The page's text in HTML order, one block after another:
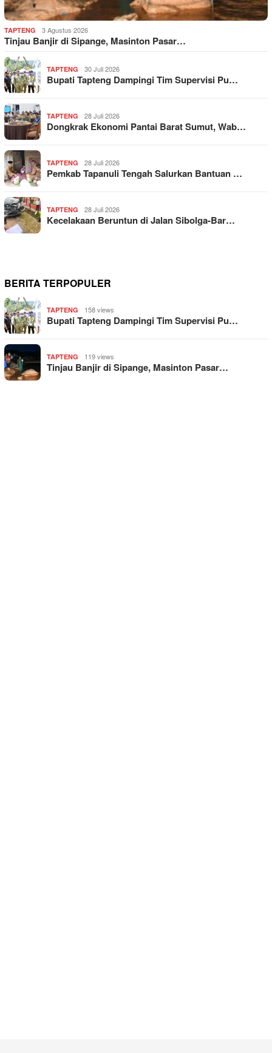
TAPTENG 3 Agustus 2026
Tinjau Banjir di Sipange, Masinton Pasar…
TAPTENG 30 Juli 2026
Bupati Tapteng Dampingi Tim Supervisi Pu…
TAPTENG 28 Juli 2026
Dongkrak Ekonomi Pantai Barat Sumut, Wab…
TAPTENG 28 Juli 2026
Pemkab Tapanuli Tengah Salurkan Bantuan …
TAPTENG 28 Juli 2026
Kecelakaan Beruntun di Jalan Sibolga-Bar…
BERITA TERPOPULER
TAPTENG 158 views
Bupati Tapteng Dampingi Tim Supervisi Pu…
TAPTENG 119 views
Tinjau Banjir di Sipange, Masinton Pasar…